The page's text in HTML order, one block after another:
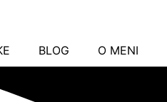
BLOG O MENI